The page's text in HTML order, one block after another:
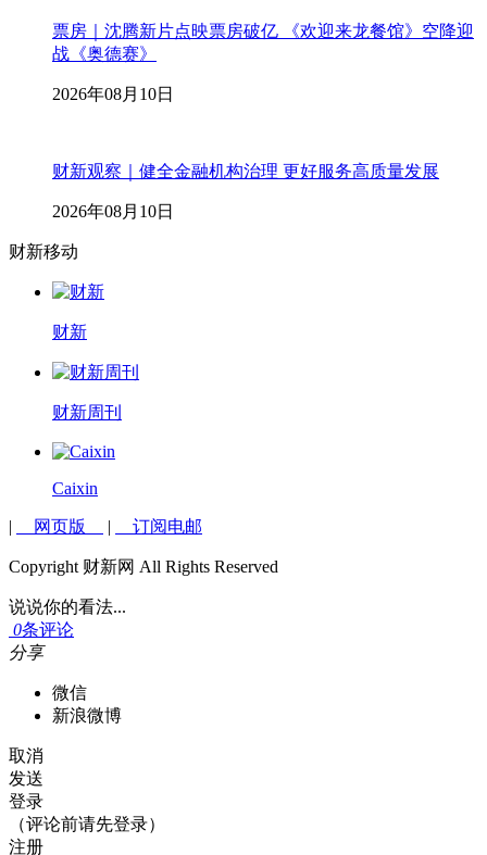
票房｜沈腾新片点映票房破亿 《欢迎来龙餐馆》空降迎
战《奥德赛》
2026年08月10日
财新观察｜健全金融机构治理 更好服务高质量发展
2026年08月10日
财新移动
财新
财新周刊
Caixin
| 网页版 | 订阅电邮
Copyright 财新网 All Rights Reserved
说说你的看法...
0条评论
分享
微信
新浪微博
取消
发送
登录
（评论前请先登录）
注册